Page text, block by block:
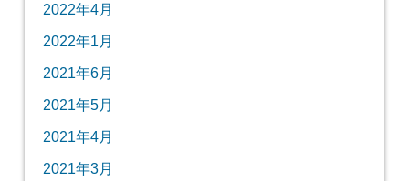
2022年4月
2022年1月
2021年6月
2021年5月
2021年4月
2021年3月